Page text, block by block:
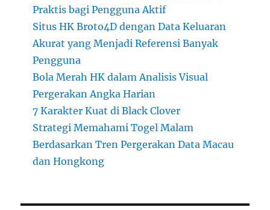
Praktis bagi Pengguna Aktif
Situs HK Broto4D dengan Data Keluaran
Akurat yang Menjadi Referensi Banyak
Pengguna
Bola Merah HK dalam Analisis Visual
Pergerakan Angka Harian
7 Karakter Kuat di Black Clover
Strategi Memahami Togel Malam
Berdasarkan Tren Pergerakan Data Macau
dan Hongkong